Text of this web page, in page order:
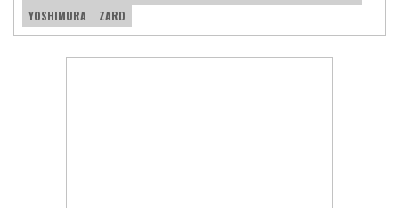
YOSHIMURA
ZARD